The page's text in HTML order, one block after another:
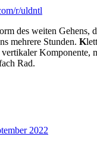
r/uldntl
des weiten Gehens,
mehrere Stunden. K
Komponente,
Rad.
2022